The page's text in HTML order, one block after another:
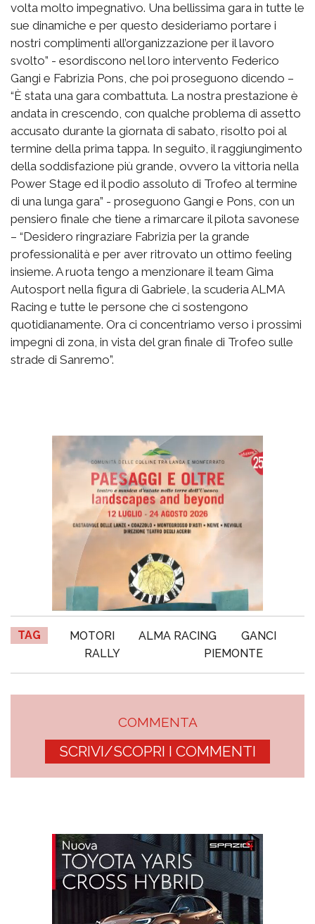
volta molto impegnativo. Una bellissima gara in tutte le
sue dinamiche e per questo desideriamo portare i
nostri complimenti all’organizzazione per il lavoro
svolto” - esordiscono nel loro intervento Federico
Gangi e Fabrizia Pons, che poi proseguono dicendo –
“È stata una gara combattuta. La nostra prestazione è
andata in crescendo, con qualche problema di assetto
accusato durante la giornata di sabato, risolto poi al
termine della prima tappa. In seguito, il raggiungimento
della soddisfazione più grande, ovvero la vittoria nella
Power Stage ed il podio assoluto di Trofeo al termine
di una lunga gara” - proseguono Gangi e Pons, con un
pensiero finale che tiene a rimarcare il pilota savonese
– “Desidero ringraziare Fabrizia per la grande
professionalità e per aver ritrovato un ottimo feeling
insieme. A ruota tengo a menzionare il team Gima
Autosport nella figura di Gabriele, la scuderia ALMA
Racing e tutte le persone che ci sostengono
quotidianamente. Ora ci concentriamo verso i prossimi
impegni di zona, in vista del gran finale di Trofeo sulle
strade di Sanremo”.
TAG MOTORI ALMA RACING
GANCI
RALLY
PIEMONTE
COMMENTA
SCRIVI/SCOPRI I COMMENTI